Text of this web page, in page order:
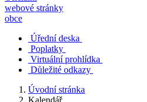
webové stránky
obce
Úřední deska
Poplatky
Virtuální prohlídka
Důležité odkazy
Úvodní stránka
Kalendář